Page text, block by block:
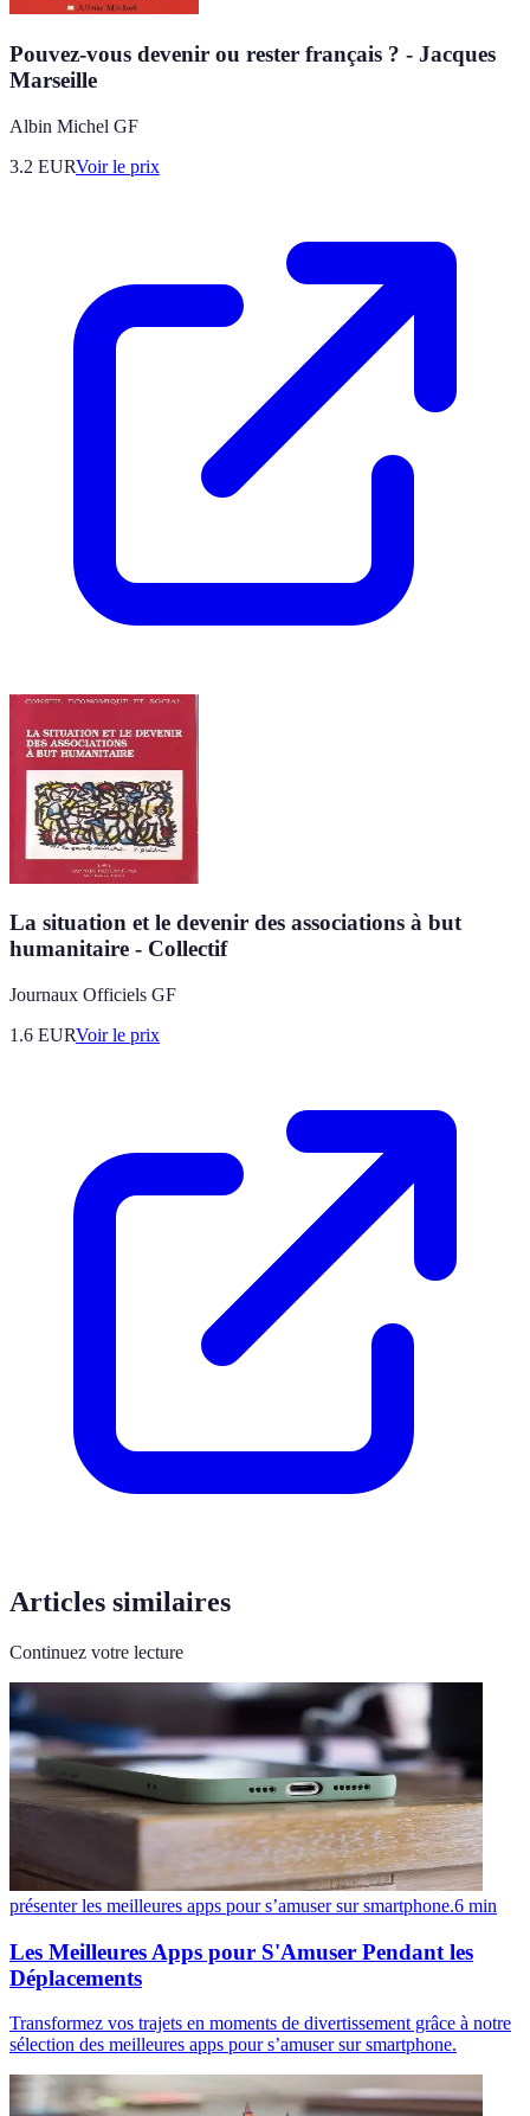
Pouvez-vous devenir ou rester français ? - Jacques
Marseille
Albin Michel GF
3.2 EURVoir le prix
La situation et le devenir des associations à but
humanitaire - Collectif
Journaux Officiels GF
1.6 EURVoir le prix
Articles similaires
Continuez votre lecture
présenter les meilleures apps pour s’amuser sur smartphone.6 min
Les Meilleures Apps pour S'Amuser Pendant les
Déplacements
Transformez vos trajets en moments de divertissement grâce à notre
sélection des meilleures apps pour s’amuser sur smartphone.